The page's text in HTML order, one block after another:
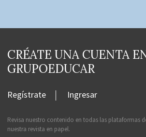
CRÉATE UNA CUENTA
GRUPOEDUCAR
Regístrate Ingresar
Revisa nuestro contenido en todas las plataformas
nuestra revista en papel.